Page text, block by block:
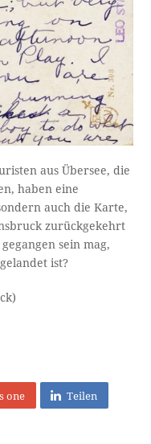
aus Übersee, die
haben eine
auch die Karte,
zurückgekehrt
sein mag,
ist?
one Teilen